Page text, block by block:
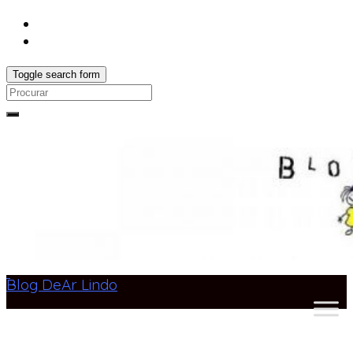
Toggle search form
Search
Blog DeAr Lindo